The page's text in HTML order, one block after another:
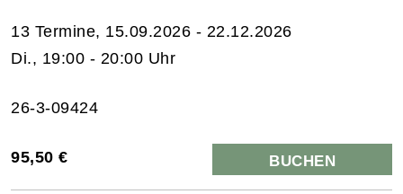
13 Termine, 15.09.2026 - 22.12.2026
Di., 19:00 - 20:00 Uhr
26-3-09424
95,50 € BUCHEN